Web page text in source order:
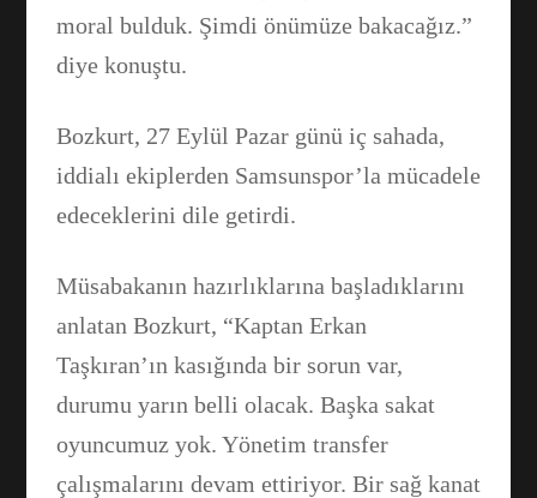
moral bulduk. Şimdi önümüze bakacağız.”
diye konuştu.
Bozkurt, 27 Eylül Pazar günü iç sahada,
iddialı ekiplerden Samsunspor’la mücadele
edeceklerini dile getirdi.
Müsabakanın hazırlıklarına başladıklarını
anlatan Bozkurt, “Kaptan Erkan
Taşkıran’ın kasığında bir sorun var,
durumu yarın belli olacak. Başka sakat
oyuncumuz yok. Yönetim transfer
çalışmalarını devam ettiriyor. Bir sağ kanat